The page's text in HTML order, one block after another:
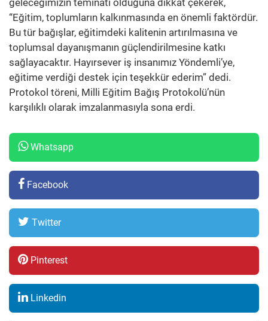
“Eğitim, toplumların kalkınmasında en önemli faktördür.
Bu tür bağışlar, eğitimdeki kalitenin artırılmasına ve
toplumsal dayanışmanın güçlendirilmesine katkı
sağlayacaktır. Hayırsever iş insanımız Yöndemli’ye,
eğitime verdiği destek için teşekkür ederim” dedi.
Protokol töreni, Milli Eğitim Bağış Protokolü’nün
karşılıklı olarak imzalanmasıyla sona erdi.
Whatsapp
Facebook
Twitter
Pinterest
Linkedin